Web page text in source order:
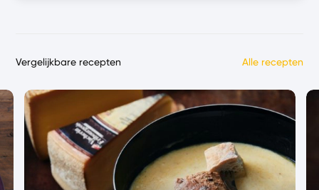
Vergelijkbare recepten Alle recepten